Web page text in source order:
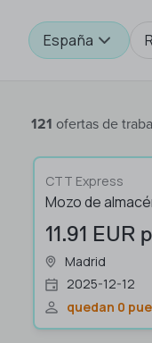
España
121 ofertas de
CTT Express
Mozo de
11.91 EUR
Madrid
2025-12-12
quedan 0